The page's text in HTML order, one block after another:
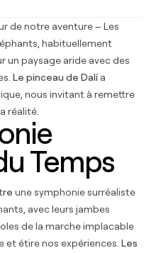
de notre aventure – Les
habituellement
un paysage aride avec des
Le pinceau de Dalía
nous invitant à remettre
réalité.
Temps
une symphonie surréaliste
avec leurs jambes
de la marche implacable
étire nos expériences. Les